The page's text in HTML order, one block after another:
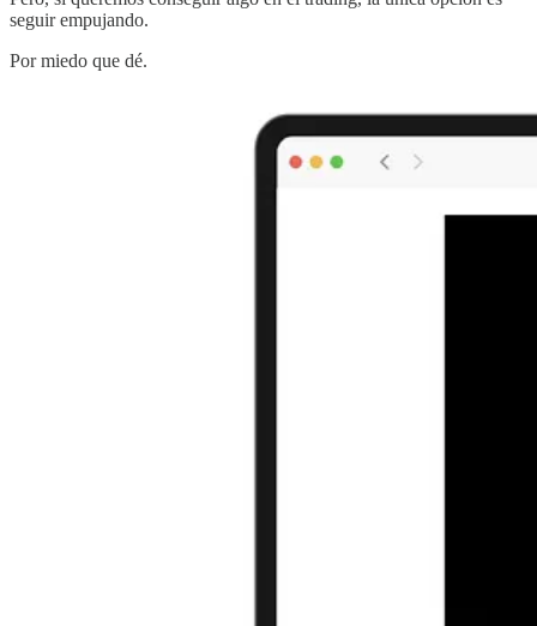
seguir empujando.
Por miedo que dé.